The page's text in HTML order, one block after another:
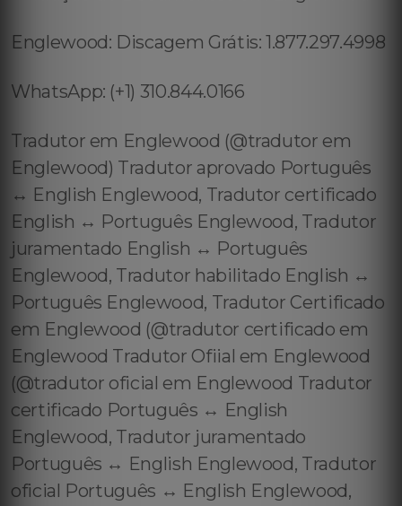
Englewood: Discagem Grátis: 1.877.297.4998
WhatsApp: (+1) 310.844.0166
Tradutor em Englewood (@tradutor em
Englewood) Tradutor aprovado Português
↔️ English Englewood, Tradutor certificado
English ↔️ Português Englewood, Tradutor
juramentado English ↔️ Português
Englewood, Tradutor habilitado English ↔️
Português Englewood, Tradutor Certificado
em Englewood (@tradutor certificado em
Englewood Tradutor Ofiial em Englewood
(@tradutor oficial em Englewood Tradutor
certificado Português ↔️ English
Englewood, Tradutor juramentado
Português ↔️ English Englewood, Tradutor
oficial Português ↔️ English Englewood,